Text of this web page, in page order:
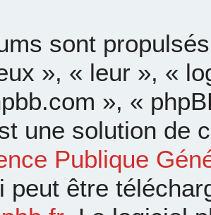
sont
», « leur », «
», «
une solution de
Publique
peut être